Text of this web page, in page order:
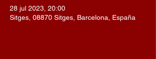
28 jul 2023, 20:00
Sitges, 08870 Sitges, Barcelona, España